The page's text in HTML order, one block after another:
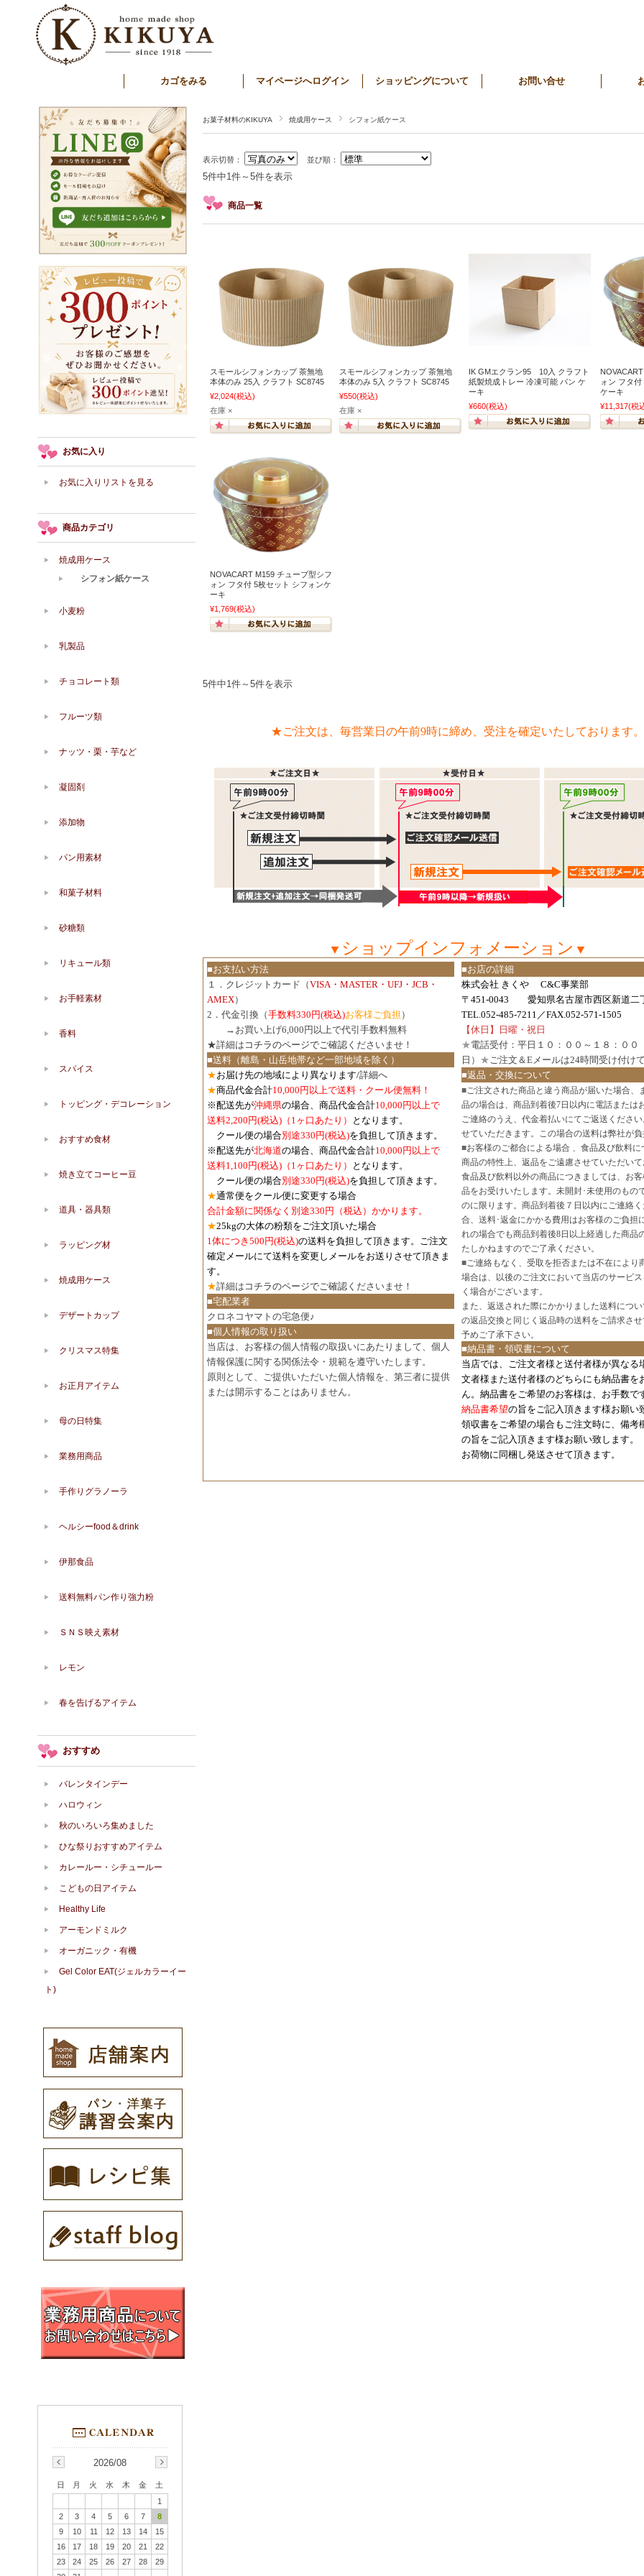
カゴをみる マイページへログイン ショッピングについて お問い合せ
お菓子材料のKIKUYA 焼成用ケース シフォン紙ケース
表示切替： 並び順：
5件中1件～5件を表示
商品一覧
スモールシフォンカップ 茶無地
本体のみ 25入 クラフト SC8745
¥2,024(税込)
在庫 ×
スモールシフォンカップ 茶無地
本体のみ 5入 クラフト SC8745
¥550(税込)
在庫 ×
IK GMエクラン95 10入 クラフト
紙製焼成トレー 冷凍可能 パン ケ
ーキ
¥660(税込)
ォン フタ
ケーキ
¥11,317(税
NOVACART M159 チューブ型シフ
ォン フタ付 5枚セット シフォンケ
ーキ
¥1,769(税込)
5件中1件～5件を表示
★ご注文は、毎営業日の午前9時に締め、受注を確定いたしております。
▼ ショップインフォメーション ▼
■お支払い方法
１．クレジットカード（VISA・MASTER・UFJ・JCB・
AMEX）
2．代金引換（手数料330円(税込)お客様ご負担 ）
→お買い上げ6,000円以上で代引手数料無料
★詳細は コチラのページでご確認 くださいませ！
■送料（離島・山岳地帯など一部地域を除く）
★お届け先の地域により異なります/詳細へ
★商品代金合計10,000円以上で送料・クール便無料！
※配送先が沖縄県の場合、商品代金合計10,000円以上で
送料2,200円(税込)（1ヶ口あたり）
となります。
クール便の場合別途330円(税込)を負担して頂きます。
※配送先が北海道の場合、商品代金合計10,000円以上で
送料1,100円(税込) （1ヶ口あたり）
となります。
クール便の場合別途330円(税込)を負担して頂きます。
★通常便をクール便に変更する場合
合計金額に関係なく別途330円（税込）かかります。
★25kgの大体の粉類をご注文頂いた場合
1体につき500円(税込)の送料を負担して頂きます。ご注文
確定メールにて送料を変更しメールをお送りさせて頂きま
す。
★詳細は コチラのページでご確認 くださいませ！
■宅配業者
クロネコヤマトの宅急便♪
■個人情報の取り扱い
当店は、お客様の個人情報の取扱いにあたりまして、個人
情報保護に関する関係法令・規範を遵守いたします。
原則として、ご提供いただいた個人情報を、第三者に提供
または開示することはありません。
■お店の詳細
株式会社 きくや C&C事業部
〒451-0043 愛知県名古屋市西区新道二
TEL.052-485-7211／FAX.052-571-1505
【休日】日曜・祝日
★電話受付：平日１０：００～１８：００
日） ★ご注文＆Eメールは24時間受け付け
■返品・交換について
■ご注文された商品と違う商品が届いた場合、
品の場合は、商品到着後7日以内に電話または
ご連絡のうえ、代金着払いにてご返送くださ
せていただきます。この場合の送料は弊社が
■お客様のご都合による場合 、食品及び飲料
商品の特性上、返品をご遠慮させていただい
食品及び飲料以外の商品につきましては、お
品をお受けいたします。未開封･未使用のもの
のに限ります。商品到着後７日以内にご連絡
合、送料･返金にかかる費用はお客様のご負担
れの場合でも商品到着後8日以上経過した商品
たしかねますのでご了承ください。
■ご連絡もなく、受取を拒否または不在により
場合は、以後のご注文において当店のサービ
く場合がございます。
また、返送された際にかかりました送料につ
の返品交換と同じく返品時の送料をご請求さ
予めご了承下さい。
■納品書・領収書について
当店では、ご注文者様と送付者様が異なる
文者様また送付者様のどちらにも納品書を
ん。納品書をご希望のお客様は、お手数で
納品書希望の旨をご記入頂きます様お願い
領収書をご希望の場合もご注文時に、備考
の旨をご記入頂きます様お願い致します。
お荷物に同梱し発送させて頂きます。
お気に入り
お気に入りリストを見る
商品カテゴリ
焼成用ケース
シフォン紙ケース
小麦粉
乳製品
チョコレート類
フルーツ類
ナッツ・栗・芋など
凝固剤
添加物
パン用素材
和菓子材料
砂糖類
リキュール類
お手軽素材
香料
スパイス
トッピング・デコレーション
おすすめ食材
焼き立てコーヒー豆
道具・器具類
ラッピング材
焼成用ケース
デザートカップ
クリスマス特集
お正月アイテム
母の日特集
業務用商品
手作りグラノーラ
ヘルシーfood＆drink
伊那食品
送料無料パン作り強力粉
ＳＮＳ映え素材
レモン
春を告げるアイテム
おすすめ
バレンタインデー
ハロウィン
秋のいろいろ集めました
ひな祭りおすすめアイテム
カレールー・シチュールー
こどもの日アイテム
Healthy Life
アーモンドミルク
オーガニック・有機
Gel Color EAT(ジェルカラーイー
ト)
2026/08
日 月 火 水 木 金
土
1
2
3 4 5 6 7
8
9
10 11 12 13 14
15
16
17 18 19 20 21
22
23
24 25 26 27 28
29